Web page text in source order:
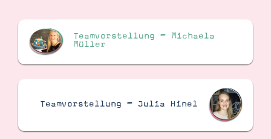
Teamvorstellung – Michaela
Müller
Teamvorstellung – Julia Hinel